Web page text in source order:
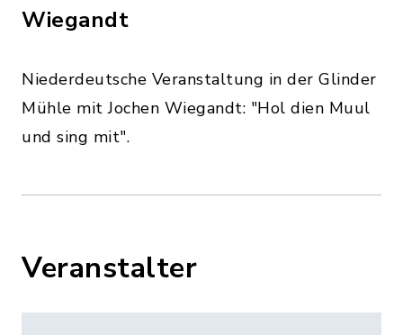
Wiegandt
Niederdeutsche Veranstaltung in der Glinder
Mühle mit Jochen Wiegandt: "Hol dien Muul
und sing mit".
Veranstalter